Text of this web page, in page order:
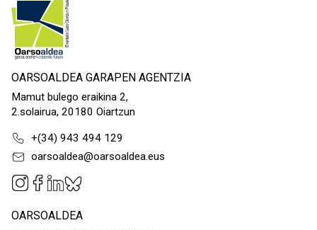
OARSOALDEA GARAPEN AGENTZIA
Mamut bulego eraikina 2,
2.solairua, 20180 Oiartzun
+(34) 943 494 129
oarsoaldea@oarsoaldea.eus
OARSOALDEA